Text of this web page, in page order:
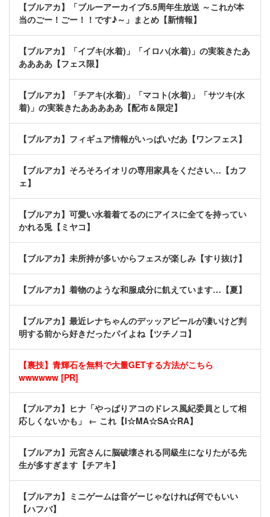
【ブルアカ】「ブルーアーカイブ5.5周年生放送 ～これが本
当のごー！ごー！！です♪～」まとめ【新情報】
【ブルアカ】「イブキ(水着)」「イロハ(水着)」の実装きたあ
ああああ【フェス限】
【ブルアカ】「チアキ(水着)」「マコト(水着)」「サツキ(水
着)」の実装きたあああああ【配布＆限定】
【ブルアカ】フィギュア情報がいっぱいだあ【ワンフェス】
【ブルアカ】そろそろイオリの専用家具をください…【カフ
ェ】
【ブルアカ】可愛い水着着てるのにアイスに全てを持ってい
かれる兎【ミヤコ】
【ブルアカ】未所持が多いからフェスが楽しみ【すり抜け】
【ブルアカ】着物のような和服成分に飢えています…【夏】
【ブルアカ】最近レナちゃんのデッッアピールが凄いけど判
明する前から好きだったパイよね【ツチノコ】
【裏技】青輝石を無料で大量GETする方法がこちら
wwwwww [PR]
【ブルアカ】ヒナ「やっぱりアコのドレス風紀委員として相
応しくないかも」 ← これ【I☆MA☆SA☆RA】
【ブルアカ】元宮さんに脳破壊される同級生になりたがる先
生が多すぎます【チアキ】
【ブルアカ】ミニゲームは音ゲーじゃなければ何でもいい
【ハフバ】